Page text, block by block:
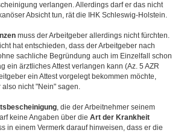
verlangen. Allerdings darf er das nicht
Absicht tun, rät die IHK Schleswig-Holstein.
muss der Arbeitgeber allerdings nicht fürchten.
hat entschieden, dass der Arbeitgeber nach
sachliche Begründung auch im Einzelfall schon
ein ärztliches Attest verlangen kann (Az. 5 AZR
ein Attest vorgelegt bekommen möchte,
also nicht "Nein" sagen.
ng, die der Arbeitnehmer seinem
keine Angaben über die Art der Krankheit
in einem Vermerk darauf hinweisen, dass er die